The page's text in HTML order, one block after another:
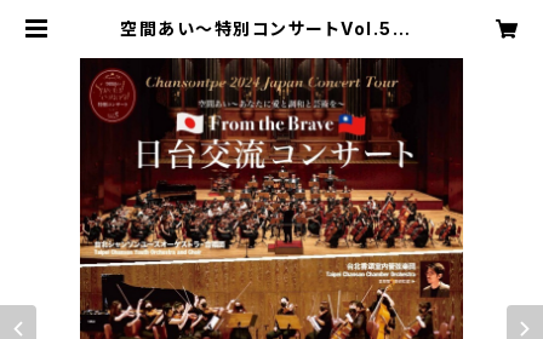
空間あい～特別コンサートVol.5～F
ト（学生） | kuukanai